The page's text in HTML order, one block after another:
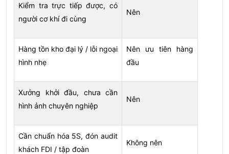
Kiểm tra trực tiếp được, có
người cơ khí đi cùng
Nên
Hàng tồn kho đại lý / lỗi ngoại
hình nhẹ
Nên ưu tiên hàng
đầu
Xưởng khởi đầu, chưa cần
hình ảnh chuyên nghiệp
Nên
Cần chuẩn hóa 5S, đón audit
khách FDI / tập đoàn
Không nên